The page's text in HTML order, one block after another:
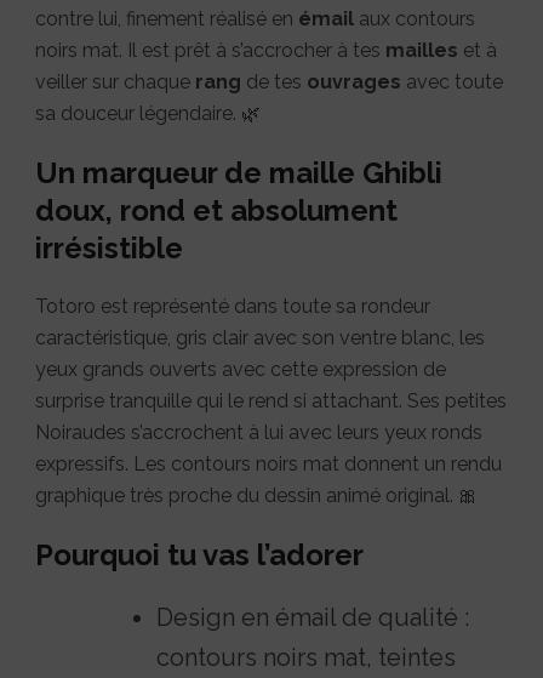
contre lui, finement réalisé en émail aux contours
noirs mat. Il est prêt à s’accrocher à tes mailles et à
veiller sur chaque rang de tes ouvrages avec toute
sa douceur légendaire. 🌿
Un marqueur de maille Ghibli
doux, rond et absolument
irrésistible
Totoro est représenté dans toute sa rondeur
caractéristique, gris clair avec son ventre blanc, les
yeux grands ouverts avec cette expression de
surprise tranquille qui le rend si attachant. Ses petites
Noiraudes s’accrochent à lui avec leurs yeux ronds
expressifs. Les contours noirs mat donnent un rendu
graphique très proche du dessin animé original. 🎀
Pourquoi tu vas l’adorer
Design en émail de qualité :
contours noirs mat, teintes